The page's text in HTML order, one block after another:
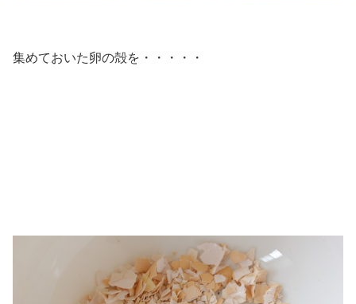
集めておいた卵の殻を・・・・・